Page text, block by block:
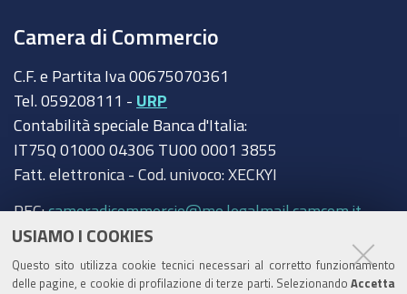
USIAMO I COOKIES
Questo sito utilizza cookie tecnici necessari al corretto funzionamento
delle pagine, e cookie di profilazione di terze parti. Selezionando Accetta
Camera di Commercio
C.F. e Partita Iva 00675070361
Tel. 059208111 - URP
Contabilità speciale Banca d'Italia:
IT75Q 01000 04306 TU00 0001 3855
Fatt. elettronica - Cod. univoco: XECKYI
PEC:cameradicommercio@mo.legalmail.camcom.it
Trasparenza
Amministrazione trasparente